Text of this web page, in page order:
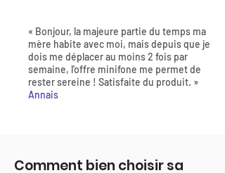
« Bonjour, la majeure partie du temps ma
mère habite avec moi, mais depuis que je
dois me déplacer au moins 2 fois par
semaine, l'offre minifone me permet de
rester sereine ! Satisfaite du produit. »
Annais
Comment bien choisir sa